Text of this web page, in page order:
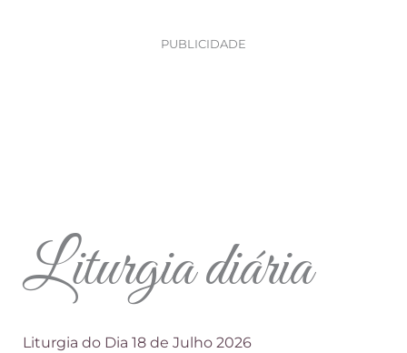
PUBLICIDADE
Liturgia diária
Liturgia do Dia 18 de Julho 2026